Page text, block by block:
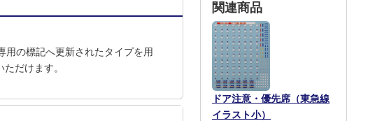
の標記へ更新されたタイプを用
だけます。
関連商品
ドア注意・優先席（東急線
イラスト小）